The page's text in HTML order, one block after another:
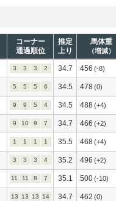
コーナー
通過順位
推定
上り
馬体重
（増減）
3 3 3 2 34.7 456 (-8)
5 5 5 6 34.5 478 (0)
9 9 5 4 34.5 488(+4)
9 10 9 7 34.7 466 (+2)
1 1 1 1 35.5 468(+4)
3 3 3 4 35.2 496 (+2)
11 11 8 7 35.1 500(-10)
13 13 13 14 34.7 462 (0)